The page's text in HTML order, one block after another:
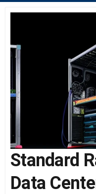
Standard
Data